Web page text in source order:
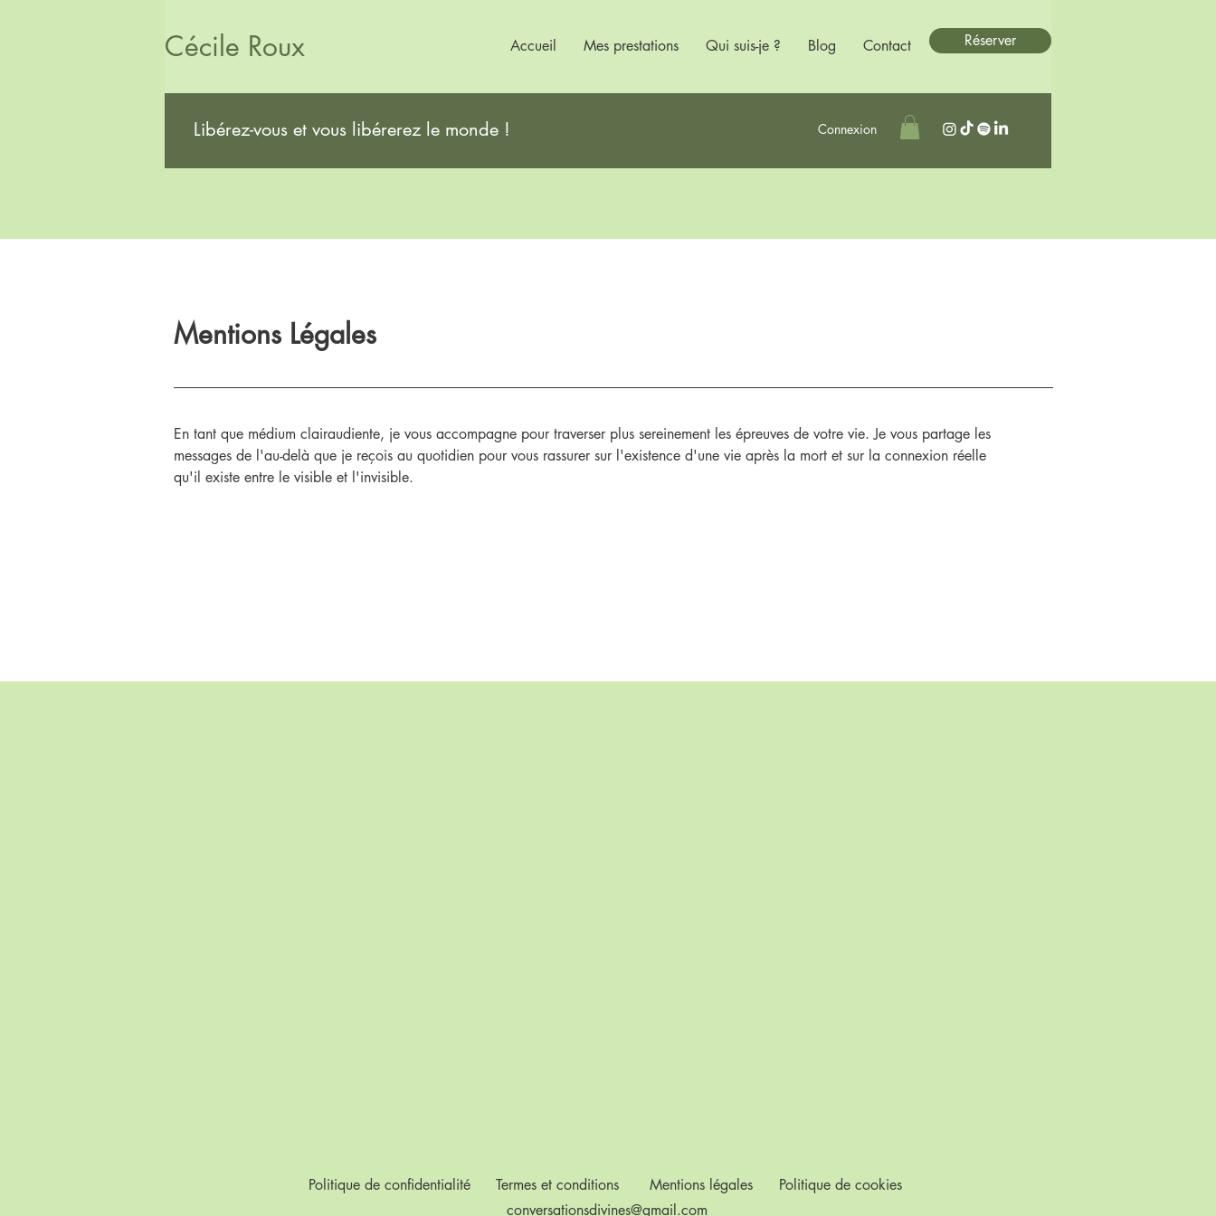
Cécile Roux Accueil Mes prestations Qui suis-je ? Blog Contact Réserver
Libérez-vous et vous libérerez le monde ! Connexion
Mentions Légales
En tant que médium clairaudiente, je vous accompagne pour traverser plus sereinement les épreuves de votre vie. Je vous partage les
messages de l'au-delà que je reçois au quotidien pour vous rassurer sur l'existence d'une vie après la mort et sur la connexion réelle
qu'il existe entre le visible et l'invisible.
Politique de confidentialité Termes et conditions Mentions légales
Politique de cookies
conversationsdivines@gmail.com